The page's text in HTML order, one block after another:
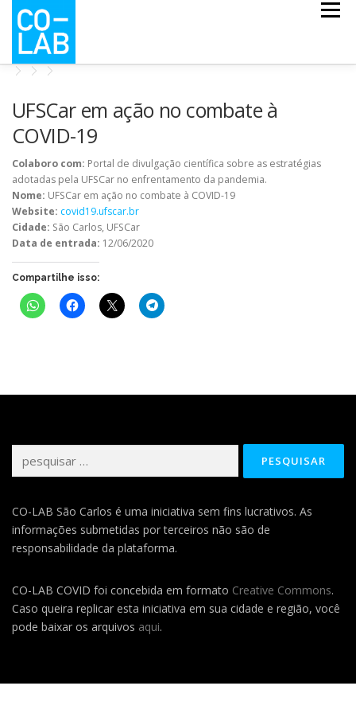
Pular
para
conteúdo
Menu
NOTÍCIAS QUEM SOMOS
UFSCar em ação no combate à
COVID-19
Colaboro com: Portal de divulgação científica sobre as estratégias
adotadas pela UFSCar no enfrentamento da pandemia.
Nome: UFSCar em ação no combate à COVID-19
Website: covid19.ufscar.br
Cidade: São Carlos, UFSCar
Data de entrada: 12/06/2020
Compartilhe isso:
por:
CO-LAB São Carlos é uma iniciativa sem fins lucrativos. As
informações submetidas por terceiros não são de
responsabilidade da plataforma.
CO-LAB COVID foi concebida em formato Creative Commons.
Caso queira replicar esta iniciativa em sua cidade e região, você
pode baixar os arquivos aqui.